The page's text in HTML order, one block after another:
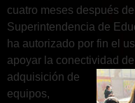
cuatro meses después
Superintendencia de
ha autorizado por fin el
apoyar la conectividad
adquisición de
equipos,